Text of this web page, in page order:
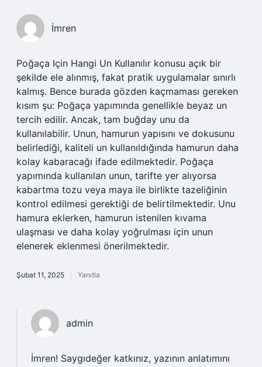
İmren
Poğaça Için Hangi Un Kullanılır konusu açık bir
şekilde ele alınmış, fakat pratik uygulamalar sınırlı
kalmış. Bence burada gözden kaçmaması gereken
kısım şu: Poğaça yapımında genellikle beyaz un
tercih edilir. Ancak, tam buğday unu da
kullanılabilir. Unun, hamurun yapısını ve dokusunu
belirlediği, kaliteli un kullanıldığında hamurun daha
kolay kabaracağı ifade edilmektedir. Poğaça
yapımında kullanılan unun, tarifte yer alıyorsa
kabartma tozu veya maya ile birlikte tazeliğinin
kontrol edilmesi gerektiği de belirtilmektedir. Unu
hamura eklerken, hamurun istenilen kıvama
ulaşması ve daha kolay yoğrulması için unun
elenerek eklenmesi önerilmektedir.
Şubat 11, 2025 Yanıtla
admin
İmren! Saygıdeğer katkınız, yazının anlatımını